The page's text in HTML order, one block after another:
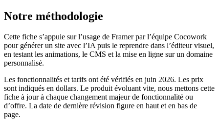
Notre méthodologie
Cette fiche s’appuie sur l’usage de Framer par l’équipe Cocowork
pour générer un site avec l’IA puis le reprendre dans l’éditeur visuel,
en testant les animations, le CMS et la mise en ligne sur un domaine
personnalisé.
Les fonctionnalités et tarifs ont été vérifiés en juin 2026. Les prix
sont indiqués en dollars. Le produit évoluant vite, nous mettons cette
fiche à jour à chaque changement majeur de fonctionnalité ou
d’offre. La date de dernière révision figure en haut et en bas de
page.